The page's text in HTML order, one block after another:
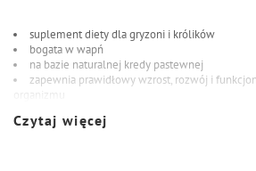
suplement diety dla gryzoni i królików
bogata w wapń
na bazie naturalnej kredy pastewnej
zapewnia prawidłowy wzrost, rozwój i
odpowiednia twardość umożliwia gryzoniom i
Czytaj więcej